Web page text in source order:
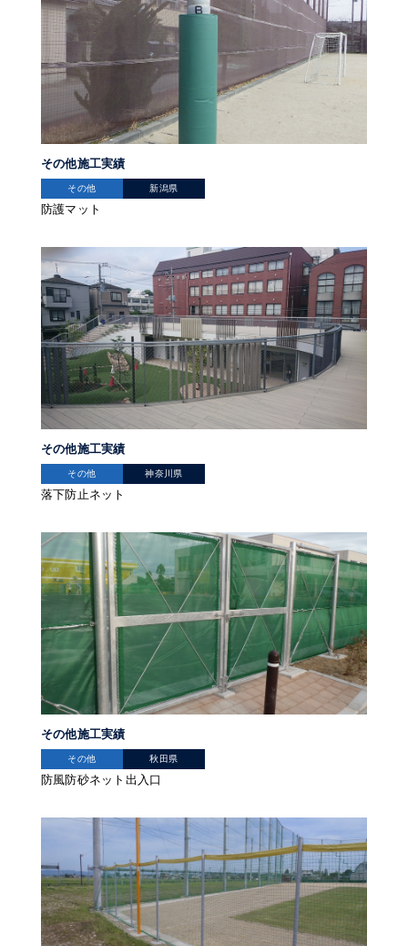
その他施工実績
その他 新潟県
防護マット
その他施工実績
その他 神奈川県
落下防止ネット
その他施工実績
その他 秋田県
防風防砂ネット出入口